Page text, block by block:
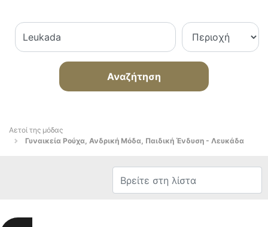
Αναζήτηση
Αετοί της μόδας
Γυναικεία Ρούχα, Ανδρική Μόδα, Παιδική Ένδυση - Λευκάδα